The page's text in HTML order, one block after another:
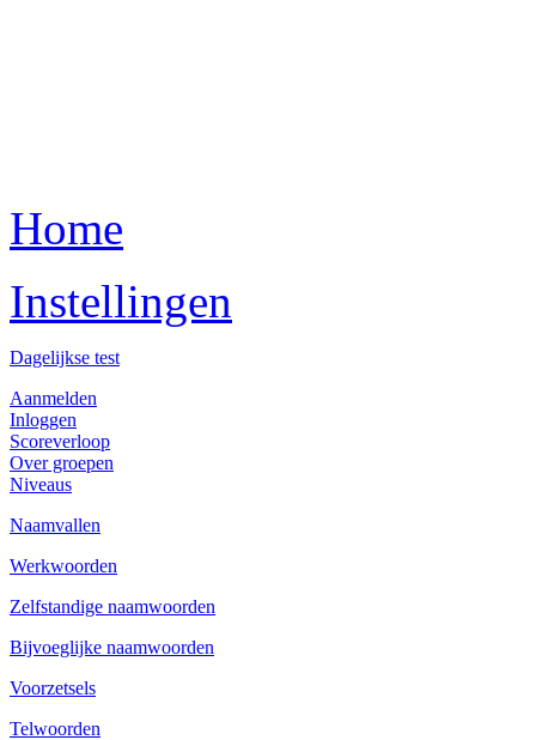
Home
Instellingen
Dagelijkse test
Aanmelden
Inloggen
Scoreverloop
Over groepen
Niveaus
Naamvallen
Werkwoorden
Zelfstandige naamwoorden
Bijvoeglijke naamwoorden
Voorzetsels
Telwoorden